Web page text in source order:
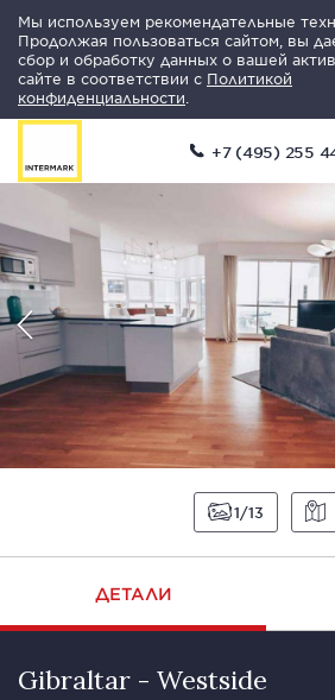
Мы используем рекомендательные
Продолжая пользоваться сайтом, вы
сбор и обработку данных о вашей
сайте в соответствии с Политикой
конфиденциальности
+7 (495) 255
1 13
ДЕТАЛИ
Gibraltar - Westside